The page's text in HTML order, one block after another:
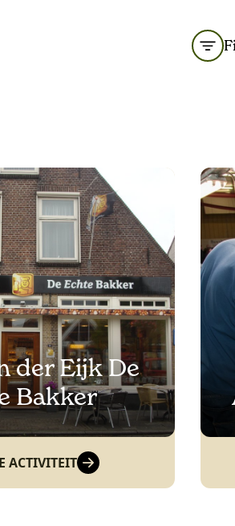
der Eijk De
Bakker
ACTIVITEIT